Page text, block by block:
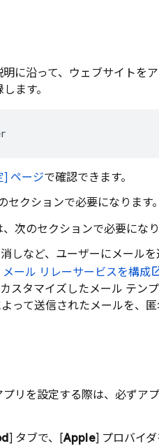
に沿って、ウェブサイトを
ます。
] ページで確認できます。
クションで必要になります。
次のセクションで必要になり
しなど、ユーザーにメールを
ール リレーサービスを構成
カスタマイズしたメール テン
よって送信されたメールを、
プリを設定する際は、必ずア
] タブで、[Apple] プロバイ